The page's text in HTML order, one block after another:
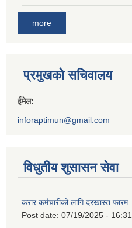
more
प्रमुखको सचिवालय
ईमेल:
inforaptimun@gmail.com
विधुतीय शुसासन सेवा
करार कर्मचारीको लागि दरखास्त फारम
Post date: 07/19/2025 - 16:31